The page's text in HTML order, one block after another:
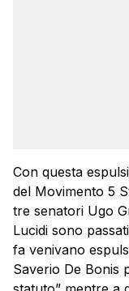
Con questa
del Movimento 5
tre senatori Ugo
Lucidi sono
fa venivano
Saverio De Bonis